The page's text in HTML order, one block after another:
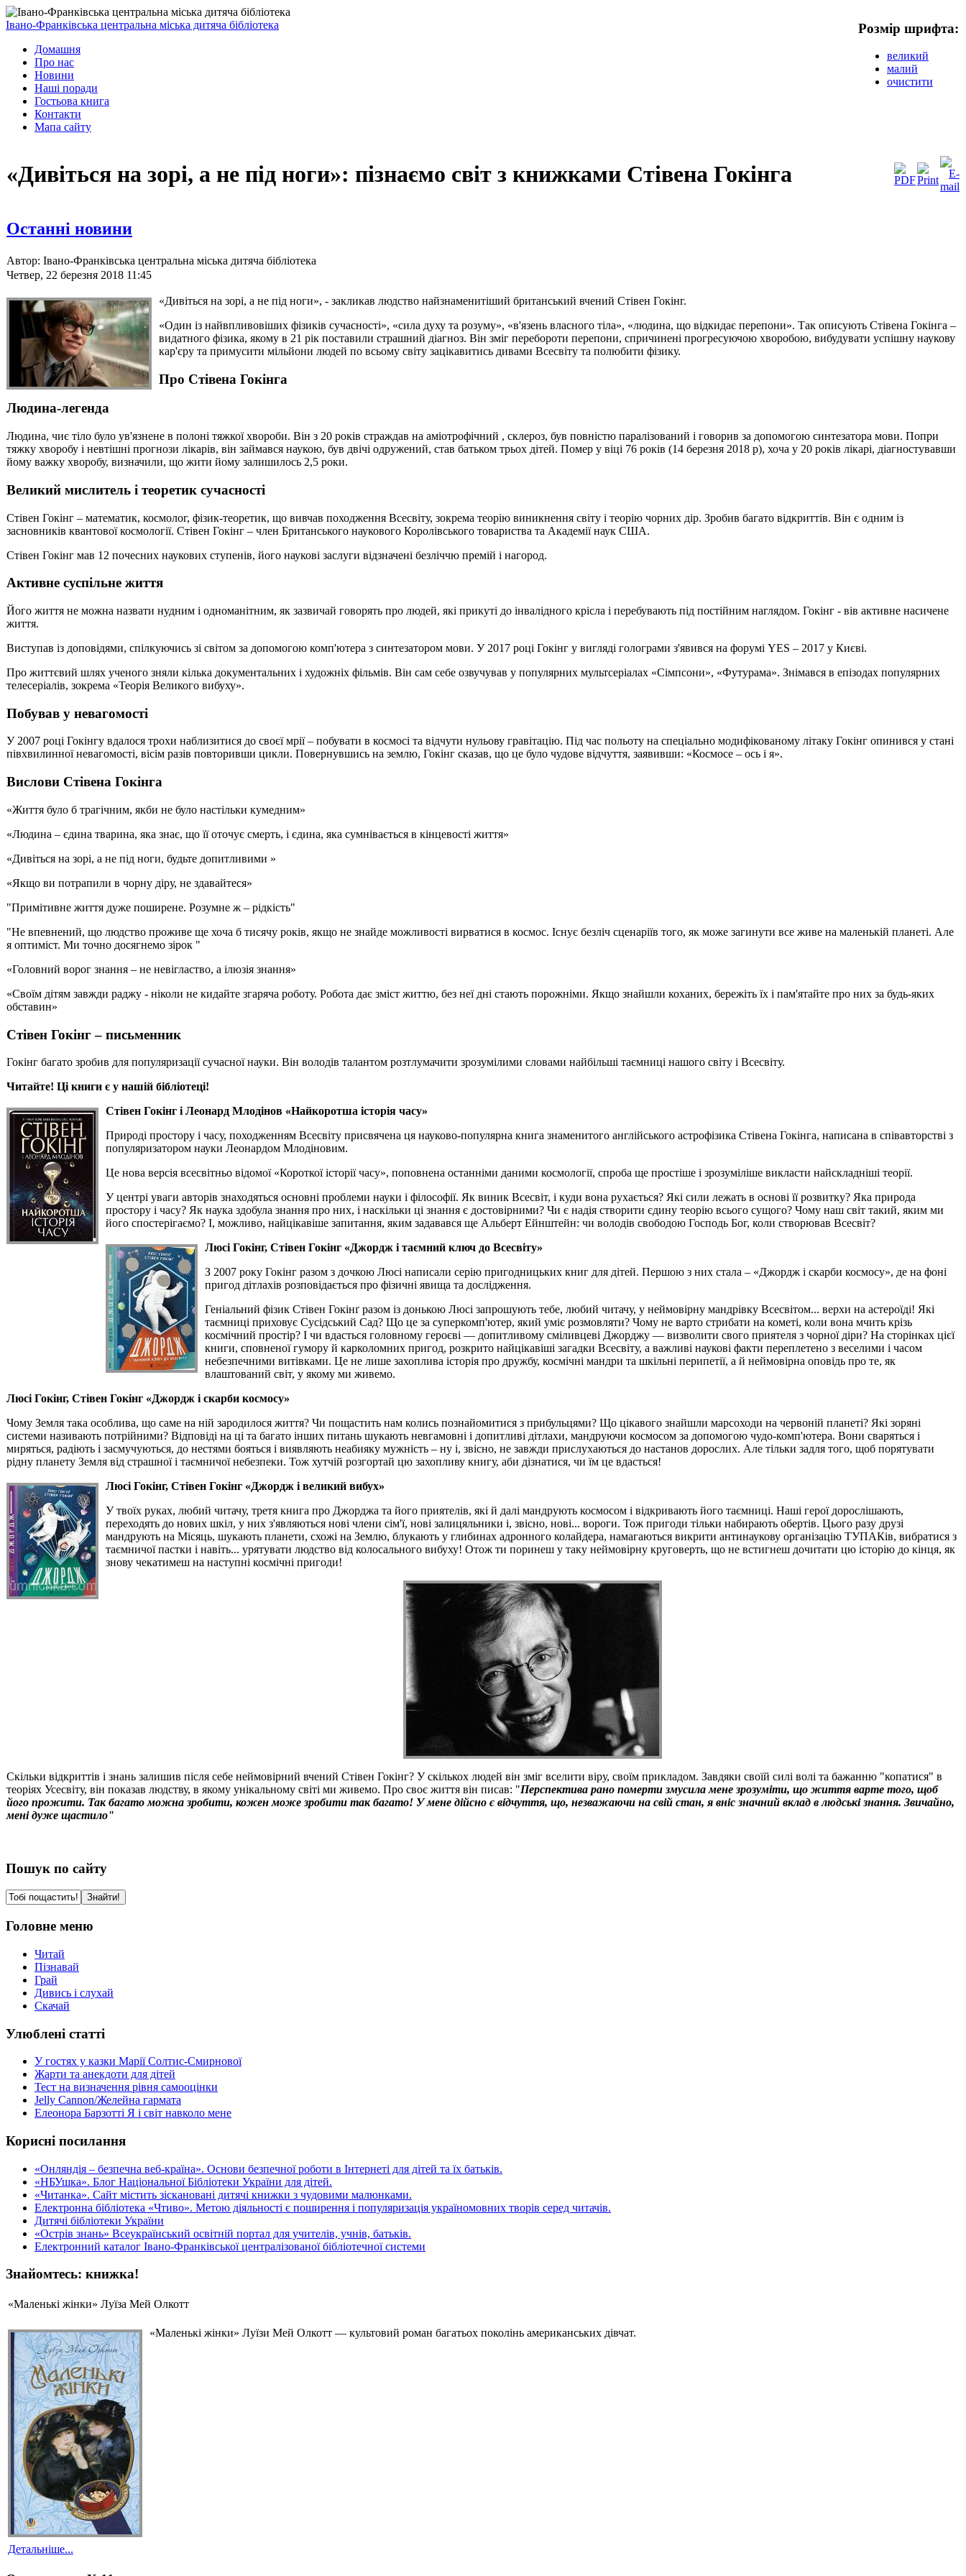
Івано-Франківська центральна міська дитяча бібліотека
Домашня
Про нас
Новини
Наші поради
Гостьова книга
Контакти
Мапа сайту
Розмір шрифта:
великий
малий
очистити
«Дивіться на зорі, а не під ноги»: пізнаємо світ з книжками Стівена Гокінга
Останні новини
Автор: Івано-Франківська центральна міська дитяча бібліотека
Четвер, 22 березня 2018 11:45
«Дивіться на зорі, а не під ноги», - закликав людство найзнаменитіший британський вчений Стівен Гокінг.
«Один із найвпливовіших фізиків сучасності», «сила духу та розуму», «в'язень власного тіла», «людина, що відкидає перепони». Так описують Стівена Гокінга –
видатного фізика, якому в 21 рік поставили страшний діагноз. Він зміг перебороти перепони, спричинені прогресуючою хворобою, вибудувати успішну наукову
кар'єру та примусити мільйони людей по всьому світу зацікавитись дивами Всесвіту та полюбити фізику.
Про Стівена Гокінга
Людина-легенда
Людина, чиє тіло було ув'язнене в полоні тяжкої хвороби. Він з 20 років страждав на аміотрофічний , склероз, був повністю паралізований і говорив за допомогою синтезатора мови. Попри
тяжку хворобу і невтішні прогнози лікарів, він займався наукою, був двічі одружений, став батьком трьох дітей. Помер у віці 76 років (14 березня 2018 р), хоча у 20 років лікарі, діагностувавши
йому важку хворобу, визначили, що жити йому залишилось 2,5 роки.
Великий мислитель і теоретик сучасності
Стівен Гокінг – математик, космолог, фізик-теоретик, що вивчав походження Всесвіту, зокрема теорію виникнення світу і теорію чорних дір. Зробив багато відкриттів. Він є одним із
засновників квантової космології. Стівен Гокінг – член Британського наукового Королівського товариства та Академії наук США.
Стівен Гокінг мав 12 почесних наукових ступенів, його наукові заслуги відзначені безліччю премій і нагород.
Активне суспільне життя
Його життя не можна назвати нудним і одноманітним, як зазвичай говорять про людей, які прикуті до інвалідного крісла і перебувають під постійним наглядом. Гокінг - вів активне насичене
життя.
Виступав із доповідями, спілкуючись зі світом за допомогою комп'ютера з синтезатором мови. У 2017 році Гокінг у вигляді голограми з'явився на форумі YES – 2017 у Києві.
Про життєвий шлях ученого зняли кілька документальних і художніх фільмів. Він сам себе озвучував у популярних мультсеріалах «Сімпсони», «Футурама». Знімався в епізодах популярних
телесеріалів, зокрема «Теорія Великого вибуху».
Побував у невагомості
У 2007 році Гокінгу вдалося трохи наблизитися до своєї мрії – побувати в космосі та відчути нульову гравітацію. Під час польоту на спеціально модифікованому літаку Гокінг опинився у стані
півхвилинної невагомості, вісім разів повторивши цикли. Повернувшись на землю, Гокінг сказав, що це було чудове відчуття, заявивши: «Космосе – ось і я».
Вислови Стівена Гокінга
«Життя було б трагічним, якби не було настільки кумедним»
«Людина – єдина тварина, яка знає, що її оточує смерть, і єдина, яка сумнівається в кінцевості життя»
«Дивіться на зорі, а не під ноги, будьте допитливими »
«Якщо ви потрапили в чорну діру, не здавайтеся»
"Примітивне життя дуже поширене. Розумне ж – рідкість"
"Не впевнений, що людство проживе ще хоча б тисячу років, якщо не знайде можливості вирватися в космос. Існує безліч сценаріїв того, як може загинути все живе на маленькій планеті. Але
я оптиміст. Ми точно досягнемо зірок "
«Головний ворог знання – не невігластво, а ілюзія знання»
«Своїм дітям завжди раджу - ніколи не кидайте згаряча роботу. Робота дає зміст життю, без неї дні стають порожніми. Якщо знайшли коханих, бережіть їх і пам'ятайте про них за будь-яких
обставин»
Стівен Гокінг – письменник
Гокінг багато зробив для популяризації сучасної науки. Він володів талантом розтлумачити зрозумілими словами найбільші таємниці нашого світу і Всесвіту.
Читайте! Ці книги є у нашій бібліотеці!
Стівен Гокінг і Леонард Млодінов «Найкоротша історія часу»
Природі простору і часу, походженням Всесвіту присвячена ця науково-популярна книга знаменитого англійського астрофізика Стівена Гокінга, написана в співавторстві з
популяризатором науки Леонардом Млодіновим.
Це нова версія всесвітньо відомої «Короткої історії часу», поповнена останніми даними космології, спроба ще простіше і зрозуміліше викласти найскладніші теорії.
У центрі уваги авторів знаходяться основні проблеми науки і філософії. Як виник Всесвіт, і куди вона рухається? Які сили лежать в основі її розвитку? Яка природа
простору і часу? Як наука здобула знання про них, і наскільки ці знання є достовірними? Чи є надія створити єдину теорію всього сущого? Чому наш світ такий, яким ми
його спостерігаємо? І, можливо, найцікавіше запитання, яким задавався ще Альберт Ейнштейн: чи володів свободою Господь Бог, коли створював Всесвіт?
Люсі Гокінг, Стівен Гокінг «Джордж і таємний ключ до Всесвіту»
З 2007 року Гокінг разом з дочкою Люсі написали серію пригодницьких книг для дітей. Першою з них стала – «Джордж і скарби космосу», де на фоні
пригод дітлахів розповідається про фізичні явища та дослідження.
Геніальний фізик Стівен Гокінґ разом із донькою Люсі запрошують тебе, любий читачу, у неймовірну мандрівку Всесвітом... верхи на астероїді! Які
таємниці приховує Сусідський Сад? Що це за суперкомп'ютер, який уміє розмовляти? Чому не варто стрибати на кометі, коли вона мчить крізь
космічний простір? І чи вдасться головному героєві — допитливому сміливцеві Джорджу — визволити свого приятеля з чорної діри? На сторінках цієї
книги, сповненої гумору й карколомних пригод, розкрито найцікавіші загадки Всесвіту, а важливі наукові факти переплетено з веселими і часом
небезпечними витівками. Це не лише захоплива історія про дружбу, космічні мандри та шкільні перипетії, а й неймовірна оповідь про те, як
влаштований світ, у якому ми живемо.
Люсі Гокінг, Стівен Гокінг «Джордж і скарби космосу»
Чому Земля така особлива, що саме на ній зародилося життя? Чи пощастить нам колись познайомитися з прибульцями? Що цікавого знайшли марсоходи на червоній планеті? Які зоряні
системи називають потрійними? Відповіді на ці та багато інших питань шукають невгамовні і допитливі дітлахи, мандруючи космосом за допомогою чудо-комп'ютера. Вони сваряться і
миряться, радіють і засмучуються, до нестями бояться і виявляють неабияку мужність – ну і, звісно, не завжди прислухаються до настанов дорослих. Але тільки задля того, щоб порятувати
рідну планету Земля від страшної і таємничої небезпеки. Тож хутчій розгортай цю захопливу книгу, аби дізнатися, чи їм це вдасться!
Люсі Гокінг, Стівен Гокінг «Джордж і великий вибух»
У твоїх руках, любий читачу, третя книга про Джорджа та його приятелів, які й далі мандрують космосом і відкривають його таємниці. Наші герої дорослішають,
переходять до нових шкіл, у них з'являються нові члени сім'ї, нові залицяльники і, звісно, нові... вороги. Тож пригоди тільки набирають обертів. Цього разу друзі
мандрують на Місяць, шукають планети, схожі на Землю, блукають у глибинах адронного колайдера, намагаються викрити антинаукову організацію ТУПАКів, вибратися з
таємничої пастки і навіть... урятувати людство від колосального вибуху! Отож ти поринеш у таку неймовірну круговерть, що не встигнеш дочитати цю історію до кінця, як
знову чекатимеш на наступні космічні пригоди!
Скільки відкриттів і знань залишив після себе неймовірний вчений Стівен Гокінг? У скількох людей він зміг вселити віру, своїм прикладом. Завдяки своїй силі волі та бажанню "копатися" в
теоріях Усесвіту, він показав людству, в якому унікальному світі ми живемо. Про своє життя він писав: "Перспектива рано померти змусила мене зрозуміти, що життя варте того, щоб
його прожити. Так багато можна зробити, кожен може зробити так багато! У мене дійсно є відчуття, що, незважаючи на свій стан, я вніс значний вклад в людські знання. Звичайно,
мені дуже щастило"
Пошук по сайту
Головне меню
Читай
Пізнавай
Грай
Дивись і слухай
Скачай
Улюблені статті
У гостях у казки Марії Солтис-Смирнової
Жарти та анекдоти для дітей
Тест на визначення рівня самооцінки
Jelly Cannon/Желейна гармата
Елеонора Барзотті Я і світ навколо мене
Корисні посилання
«Oнляндія – безпечна веб-країна». Основи безпечної роботи в Інтернеті для дітей та їх батьків.
«НБУшка». Блог Національної Бібліотеки України для дітей.
«Читанка». Сайт містить зіскановані дитячі книжки з чудовими малюнками.
Електронна бібліотека «Чтиво». Метою діяльності є поширення і популяризація україномовних творів серед читачів.
Дитячі бібліотеки України
«Острів знань» Всеукраїнський освітній портал для учителів, учнів, батьків.
Електронний каталог Івано-Франківської централізованої бібліотечної системи
Знайомтесь: книжка!
«Маленькі жінки» Луїза Мей Олкотт
«Маленькі жінки» Луїзи Мей Олкотт — культовий роман багатьох поколінь американських дівчат.
Детальніше...